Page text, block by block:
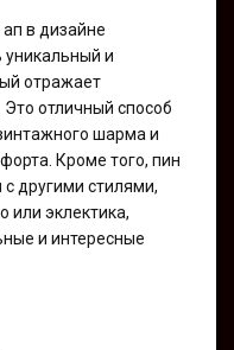
в дизайне
уникальный и
отражает
отличный способ
шарма и
Кроме того, пин
с другими стилями,
или эклектика,
и интересные